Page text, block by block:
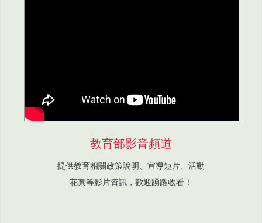
教育部影音頻道
提供教育相關政策說明、宣導短片、活動
花絮等影片資訊，歡迎踴躍收看！